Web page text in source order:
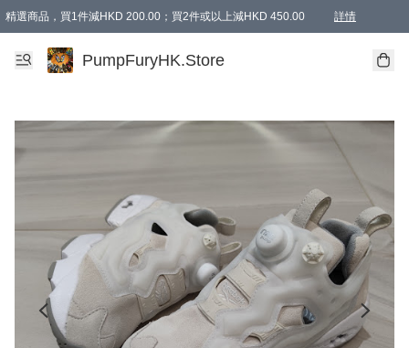
精選商品，買1件減HKD 200.00；買2件或以上減HKD 450.00 詳情
AAPE商品,會員專享9折或以上（按會員等級）AAPE products, members can
精選商品，任選買2件或以上減HKD 100.00
購物滿 HKD 800.00即享免運費優惠！（適用於 特定的送貨方式 )
PumpFuryHK.Store